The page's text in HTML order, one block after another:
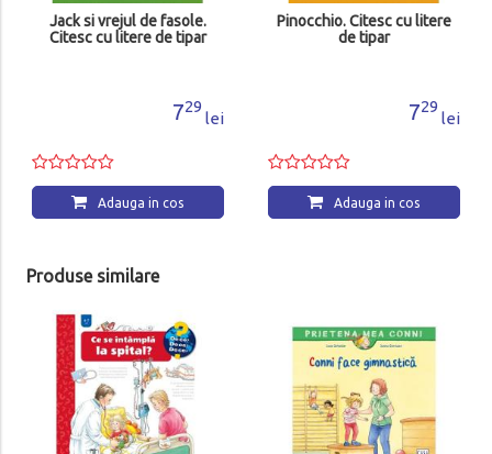
Jack si vrejul de fasole.
Citesc cu litere de tipar
729
lei
Adauga in cos
Pinocchio. Citesc cu litere
de tipar
729
lei
Adauga in cos
Produse similare